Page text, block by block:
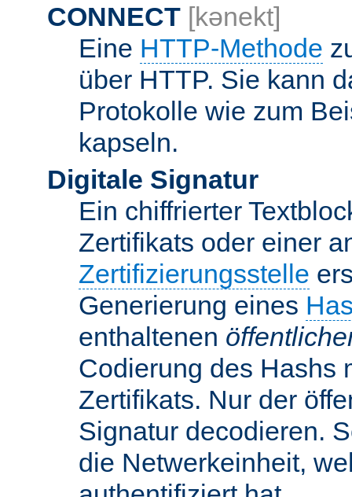
CONNECT [kənekt]
Eine HTTP-Methode
über HTTP. Sie kann
Protokolle wie zum
kapseln.
Digitale Signatur
Ein chiffrierter
Zertifikats oder einer
Zertifizierungsstelle
Generierung eines
enthaltenen
Codierung des Hashs
Zertifikats. Nur der
Signatur decodieren.
die Netwerkeinheit,